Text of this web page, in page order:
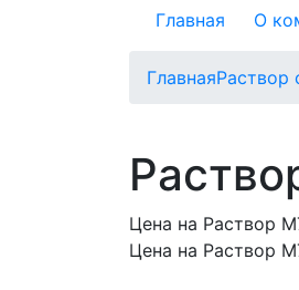
Главная О
ГлавнаяРаствор
Цена на Раствор
Цена на Раствор